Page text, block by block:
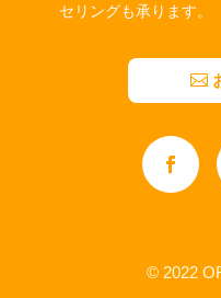
セリングも承ります。
© 2022